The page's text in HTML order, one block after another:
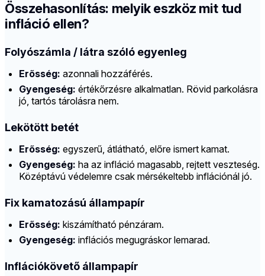
Összehasonlítás: melyik eszköz mit tud
infláció ellen?
Folyószámla / látra szóló egyenleg
Erősség: azonnali hozzáférés.
Gyengeség: értékőrzésre alkalmatlan. Rövid parkolásra
jó, tartós tárolásra nem.
Lekötött betét
Erősség: egyszerű, átlátható, előre ismert kamat.
Gyengeség: ha az infláció magasabb, rejtett veszteség.
Középtávú védelemre csak mérsékeltebb inflációnál jó.
Fix kamatozású állampapír
Erősség: kiszámítható pénzáram.
Gyengeség: inflációs megugráskor lemarad.
Inflációkövető állampapír